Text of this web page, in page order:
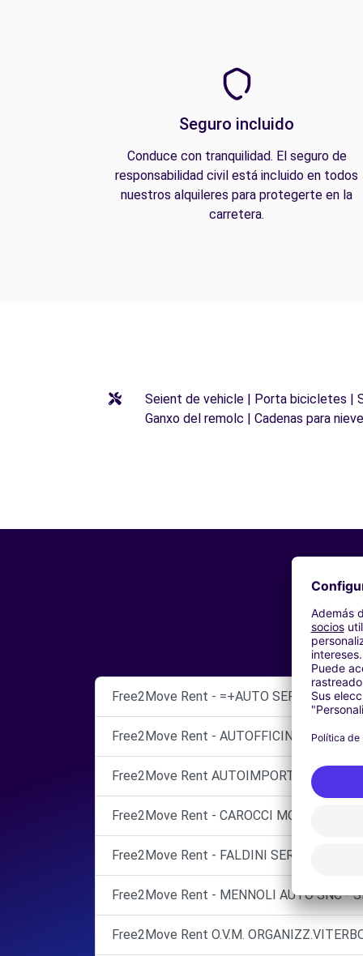
Seguro incluido
Conduce con tranquilidad. El seguro de
responsabilidad civil está incluido en todos
nuestros alquileres para protegerte en la
carretera.
Seient de vehicle | Porta bicicletes |
Ganxo del remolc | Cadenas para nieve
Free2Move Rent - =+AUTO SERVICE SRL -
Free2Move Rent - AUTOFFICINA M.C. SNC
Free2Move Rent AUTOIMPORT S.R.L.
Free2Move Rent - CAROCCI MOTORS SRL
Free2Move Rent - FALDINI SERVICE SRL -
Free2Move Rent - MENNOLI AUTO SNC -
Free2Move Rent O.V.M.